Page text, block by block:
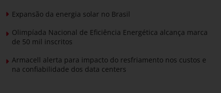
Expansão da energia solar no Brasil
Olimpíada Nacional de Eficiência Energética alcança marca
de 50 mil inscritos
Armacell alerta para impacto do resfriamento nos custos e
na confiabilidade dos data centers